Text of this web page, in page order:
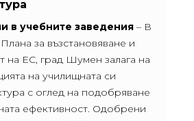
в учебните заведения – В
за възстановяване и
на ЕС, град Шумен залага на
на училищната си
с оглед на подобряване
ефективност. Одобрени